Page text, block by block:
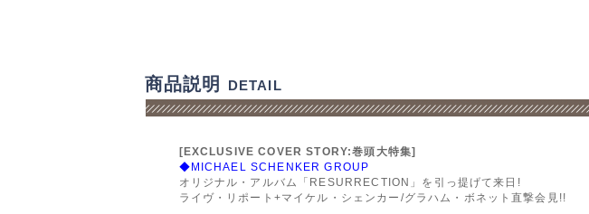
商品説明 DETAIL
[EXCLUSIVE COVER STORY:巻頭大特集]
◆MICHAEL SCHENKER GROUP
オリジナル・アルバム「RESURRECTION」を引っ提げて来日!
ライヴ・リポート+マイケル・シェンカー/グラハム・ボネット直撃会見!!